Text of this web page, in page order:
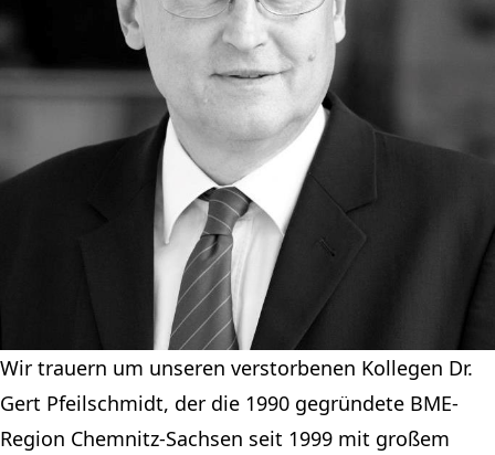
Wir trauern um unseren verstorbenen Kollegen Dr.
Gert Pfeilschmidt, der die 1990 gegründete BME-
Region Chemnitz-Sachsen seit 1999 mit großem